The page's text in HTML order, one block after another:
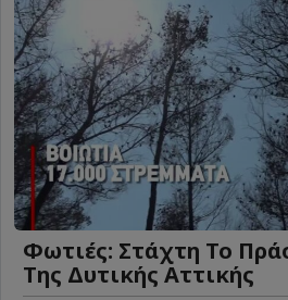
Φωτιές: Στάχτη Το
Της Δυτικής Αττικής